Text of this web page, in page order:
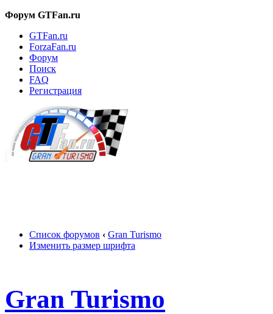
Форум GTFan.ru
GTFan.ru
ForzaFan.ru
Форум
Поиск
FAQ
Регистрация
Список форумов ‹ Gran Turismo
Изменить размер шрифта
Gran Turismo